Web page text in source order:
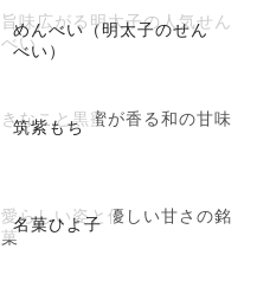
めんべい（明太子のせん
べい）
旨味広がる明太子の人気せん
べい
筑紫もち
きなこと黒蜜が香る和の甘味
名菓ひよ子
愛らしい姿と優しい甘さの銘
菓